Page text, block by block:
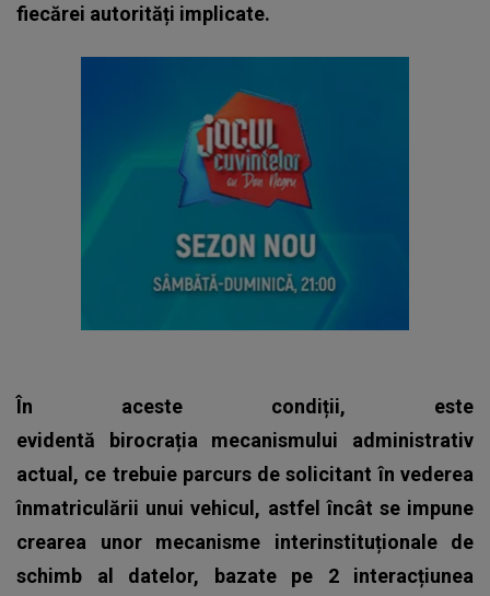
fiecărei autorități implicate.
În aceste condiții, este
evidentă birocrația mecanismului administrativ
actual, ce trebuie parcurs de solicitant în vederea
înmatriculării unui vehicul, astfel încât se impune
crearea unor mecanisme interinstituționale de
schimb al datelor, bazate pe 2 interacțiunea